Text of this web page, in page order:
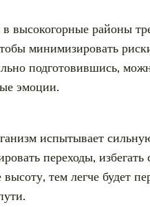
высокогорные районы
минимизировать
подготовившись,
эмоции.
испытывает
переходы,
высоту, тем легче будет